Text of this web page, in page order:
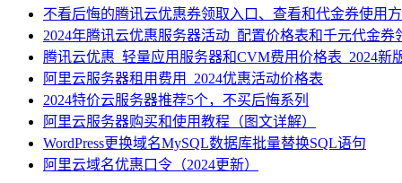
不看后悔的腾讯云优惠券领取入口、查看和代金券使用
2024年腾讯云优惠服务器活动_配置价格表和千元代金券
腾讯云优惠_轻量应用服务器和CVM费用价格表_2024新
阿里云服务器租用费用_2024优惠活动价格表
2024特价云服务器推荐5个，不买后悔系列
阿里云服务器购买和使用教程（图文详解）
WordPress更换域名MySQL数据库批量替换SQL语句
阿里云域名优惠口令（2024更新）